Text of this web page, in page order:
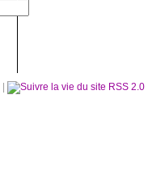
RSS 2.0